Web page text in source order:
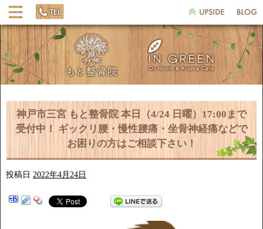
神戸市三宮 もと整骨院 本日（4/24 日曜）17:00まで
受付中！ ギックリ腰・慢性腰痛・坐骨神経痛などで
お困りの方はご相談下さい！
投稿日 2022年4月24日